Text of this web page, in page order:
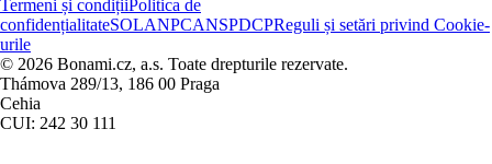
Termeni și condițiiPolitica de
confidențialitateSOLANPCANSPDCPReguli și setări privind Cookie-
urile
© 2026 Bonami.cz, a.s. Toate drepturile rezervate.
Thámova 289/13, 186 00 Praga
Cehia
CUI: 242 30 111